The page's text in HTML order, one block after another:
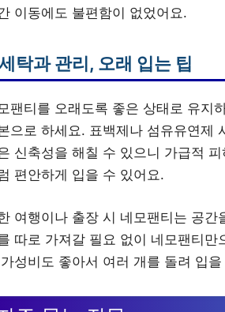
이동에도 불편함이 없었어요.
탁과 관리, 오래 입는 팁
팬티를 오래도록 좋은 상태로 유지
으로 하세요. 표백제나 섬유유연제
신축성을 해칠 수 있으니 가급적
편안하게 입을 수 있어요.
여행이나 출장 시 네모팬티는 공
따로 가져갈 필요 없이 네모팬티
성비도 좋아서 여러 개를 돌려 입